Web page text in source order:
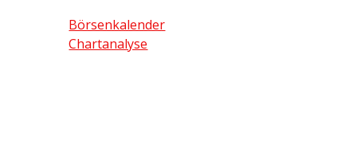
Börsenkalender
Chartanalyse